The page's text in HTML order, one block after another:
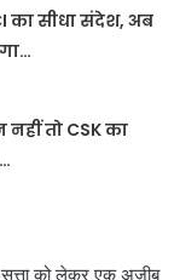
का सीधा संदेश, अब
तो CSK का
को लेकर एक अजीब